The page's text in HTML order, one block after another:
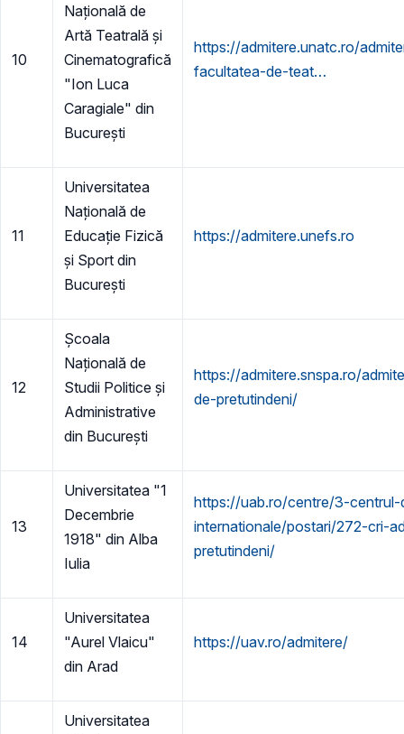
10
Națională de
Artă Teatrală și
Cinematografică
"Ion Luca
Caragiale" din
București
https://admitere.unatc.ro/
facultatea-de-teat…
11
Universitatea
Națională de
Educație Fizică
și Sport din
București
https://admitere.unefs.ro
12
Școala
Națională de
Studii Politice și
Administrative
din București
https://admitere.snspa.ro/
de-pretutindeni/
13
Universitatea "1
Decembrie
1918" din Alba
Iulia
https://uab.ro/centre/3-centrul-
internationale/postari/272-cri-
pretutindeni/
14
Universitatea
"Aurel Vlaicu"
din Arad
https://uav.ro/admitere/
Universitatea